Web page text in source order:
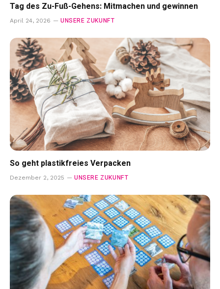
Tag des Zu-Fuß-Gehens: Mitmachen und gewinnen
April 24, 2026 UNSERE ZUKUNFT
So geht plastikfreies Verpacken
Dezember 2, 2025 UNSERE ZUKUNFT